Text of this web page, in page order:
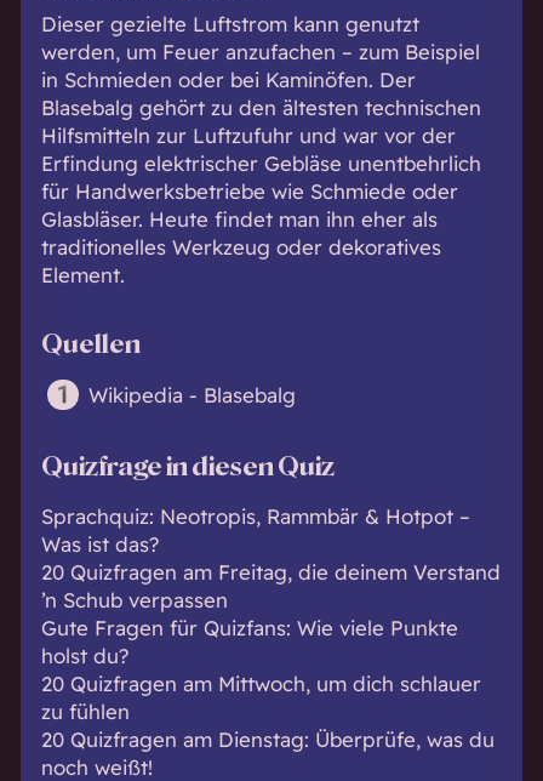
Dieser gezielte Luftstrom kann genutzt
werden, um Feuer anzufachen – zum Beispiel
in Schmieden oder bei Kaminöfen. Der
Blasebalg gehört zu den ältesten technischen
Hilfsmitteln zur Luftzufuhr und war vor der
Erfindung elektrischer Gebläse unentbehrlich
für Handwerksbetriebe wie Schmiede oder
Glasbläser. Heute findet man ihn eher als
traditionelles Werkzeug oder dekoratives
Element.
Quellen
Wikipedia - Blasebalg
Quizfrage in diesen Quiz
Sprachquiz: Neotropis, Rammbär & Hotpot –
Was ist das?
20 Quizfragen am Freitag, die deinem Verstand
’n Schub verpassen
Gute Fragen für Quizfans: Wie viele Punkte
holst du?
20 Quizfragen am Mittwoch, um dich schlauer
zu fühlen
20 Quizfragen am Dienstag: Überprüfe, was du
noch weißt!